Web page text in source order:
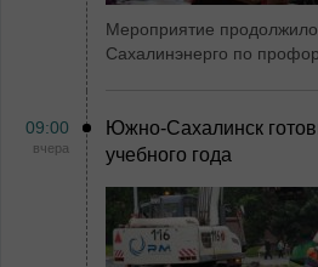
Мероприятие
Сахалинэнерго по
09:00
вчера
Южно-Сахалинск
учебного года